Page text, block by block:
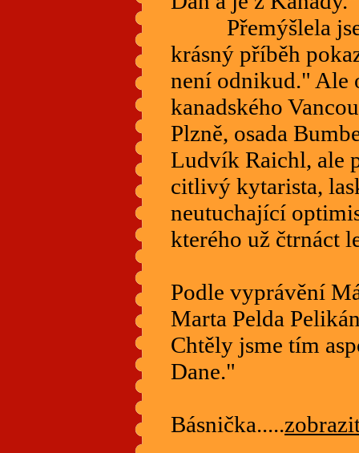
Přemýšlela
krásný příběh
není odnikud." Ale
kanadského
Plzně, osada
Ludvík Raichl, ale
citlivý kytarista,
neutuchající
kterého už čtrnáct
Podle vyprávění
Marta Pelda
Chtěly jsme tím
Dane."
Básnička.....